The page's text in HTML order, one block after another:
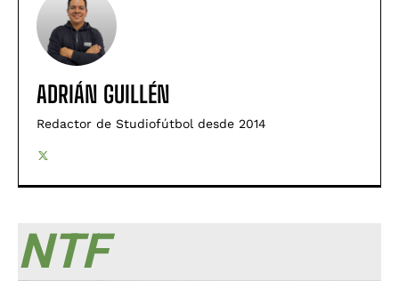
ADRIÁN GUILLÉN
Redactor de Studiofútbol desde 2014
NTF